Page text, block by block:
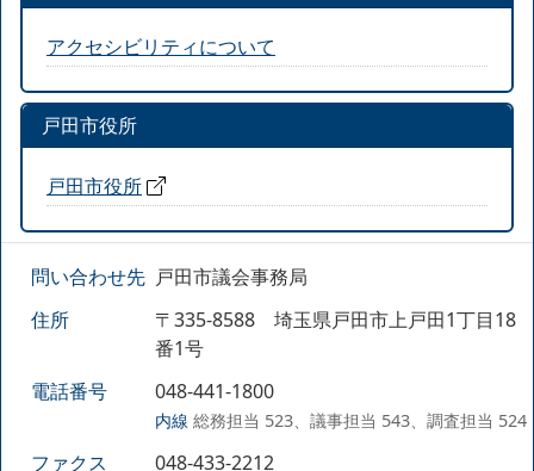
アクセシビリティについて
戸田市役所
戸田市役所
問い合わせ先 戸田市議会事務局
住所
〒335-8588 埼玉県戸田市上戸田1丁目18
番1号
電話番号
048-441-1800
内線 総務担当 523、議事担当 543、調査担当 524
ファクス 048-433-2212